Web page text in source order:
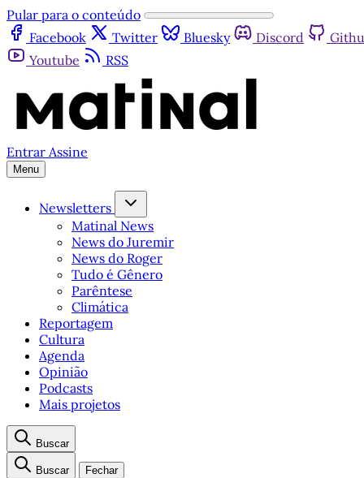
Pular para o conteúdo
Facebook
Twitter Bluesky Discord
Youtube
RSS
Entrar Assine
Menu
Newsletters
Matinal News
News do Juremir
News do Roger
Tudo é Gênero
Parêntese
Climática
Reportagem
Cultura
Agenda
Opinião
Podcasts
Mais projetos
Buscar
Buscar Fechar